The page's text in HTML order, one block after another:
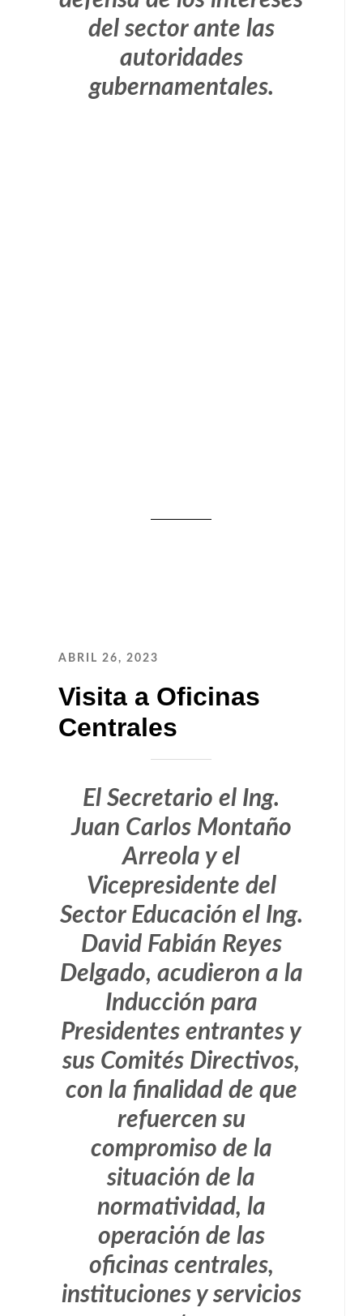
del sector ante las
autoridades
gubernamentales.
ABRIL 26, 2023
Visita a Oficinas
Centrales
El Secretario el Ing.
Juan Carlos Montaño
Arreola y el
Vicepresidente del
Sector Educación el Ing.
David Fabián Reyes
Delgado, acudieron a la
Inducción para
Presidentes entrantes y
sus Comités Directivos,
con la finalidad de que
refuercen su
compromiso de la
situación de la
normatividad, la
operación de las
oficinas centrales,
instituciones y servicios